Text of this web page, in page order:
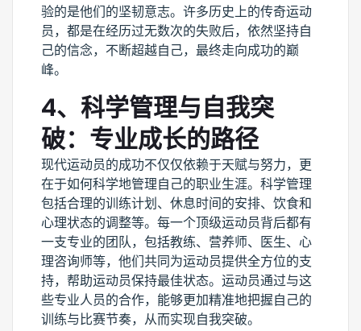
验的是他们的坚韧意志。许多历史上的传奇运动
员，都是在经历过无数次的失败后，依然坚持自
己的信念，不断超越自己，最终走向成功的巅
峰。
4、科学管理与自我突
破：专业成长的路径
现代运动员的成功不仅仅依赖于天赋与努力，更
在于如何科学地管理自己的职业生涯。科学管理
包括合理的训练计划、休息时间的安排、饮食和
心理状态的调整等。每一个顶级运动员背后都有
一支专业的团队，包括教练、营养师、医生、心
理咨询师等，他们共同为运动员提供全方位的支
持，帮助运动员保持最佳状态。运动员通过与这
些专业人员的合作，能够更加精准地把握自己的
训练与比赛节奏，从而实现自我突破。